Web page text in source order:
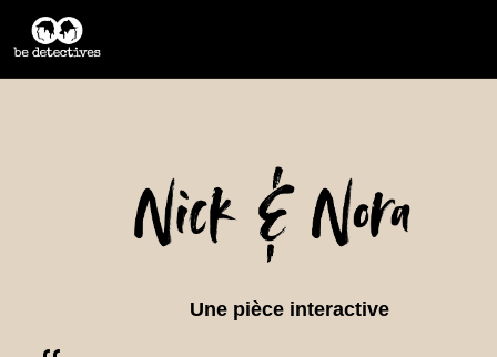
Une pièce interactive